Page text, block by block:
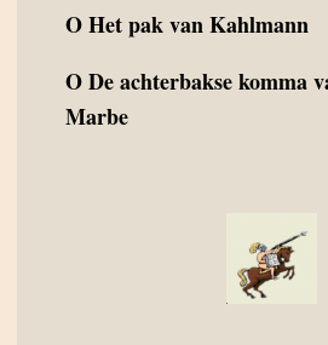
OHet pak van Kahlmann
ODe achterbakse komma
Marbe